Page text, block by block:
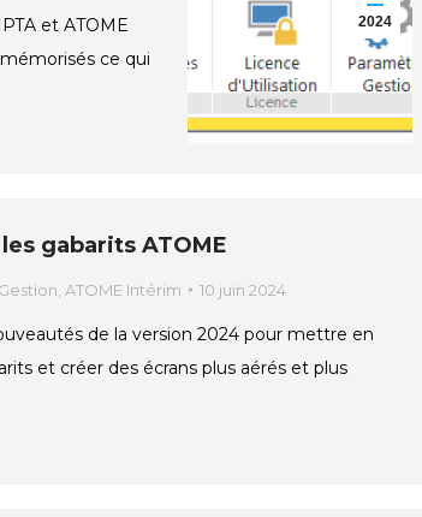
et ATOME
ce qui
2024
gabarits ATOME
ATOME Intérim 10 juin 2024
de la version 2024 pour mettre en
et créer des écrans plus aérés et plus